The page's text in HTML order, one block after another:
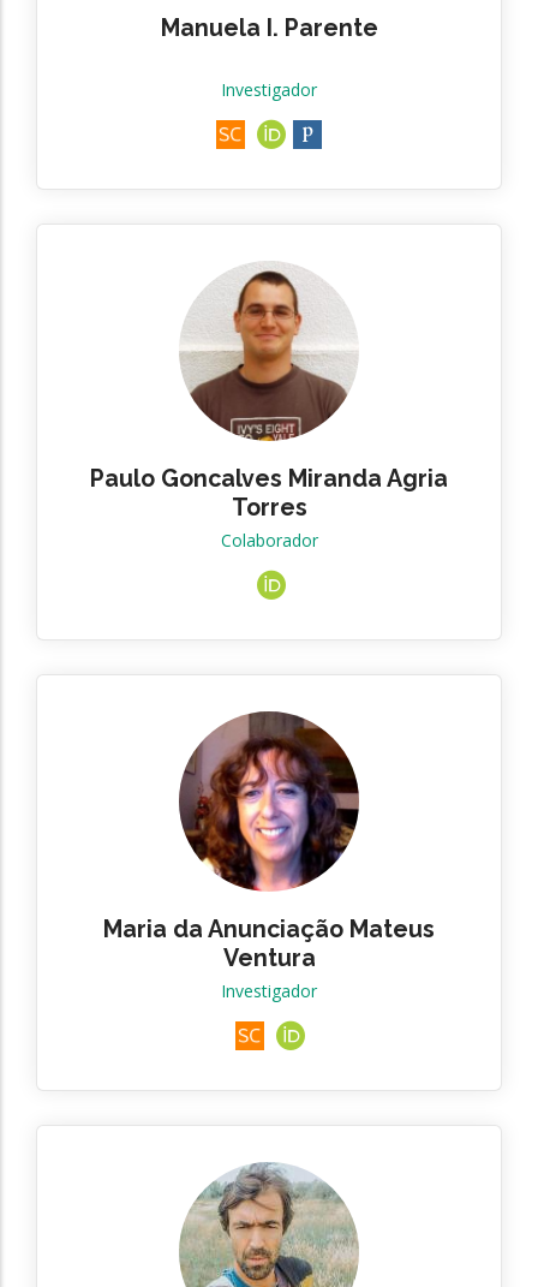
Manuela I. Parente
Investigador
Paulo Goncalves Miranda Agria
Torres
Colaborador
Maria da Anunciação Mateus
Ventura
Investigador